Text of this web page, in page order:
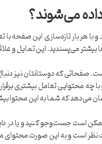
می‌شوند؟
با هر بار تازه‌سازی این
می‌پسندید. این تمایل و
صفحاتی که دوستانتان نیز
تعامل بیشتری
می‌دهد که شما به این محتوا
است جست‌وجو کنید و یا در
و به این صورت محتوای